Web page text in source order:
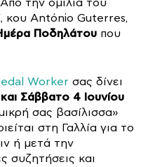
την ομιλία του
κου António Guterres,
Ποδηλάτου που
Worker σας δίνει
Σάββατο 4 Ιουνίου
σας βασίλισσα»
στη Γαλλία για το
ή μετά την
συζητήσεις και